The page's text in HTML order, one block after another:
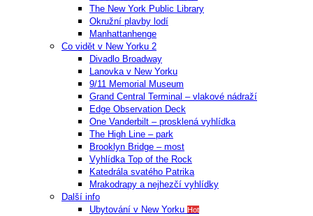
The New York Public Library
Okružní plavby lodí
Manhattanhenge
Co vidět v New Yorku 2
Divadlo Broadway
Lanovka v New Yorku
9/11 Memorial Museum
Grand Central Terminal – vlakové nádraží
Edge Observation Deck
One Vanderbilt – prosklená vyhlídka
The High Line – park
Brooklyn Bridge – most
Vyhlídka Top of the Rock
Katedrála svatého Patrika
Mrakodrapy a nejhezčí vyhlídky
Další info
Ubytování v New Yorku Hot